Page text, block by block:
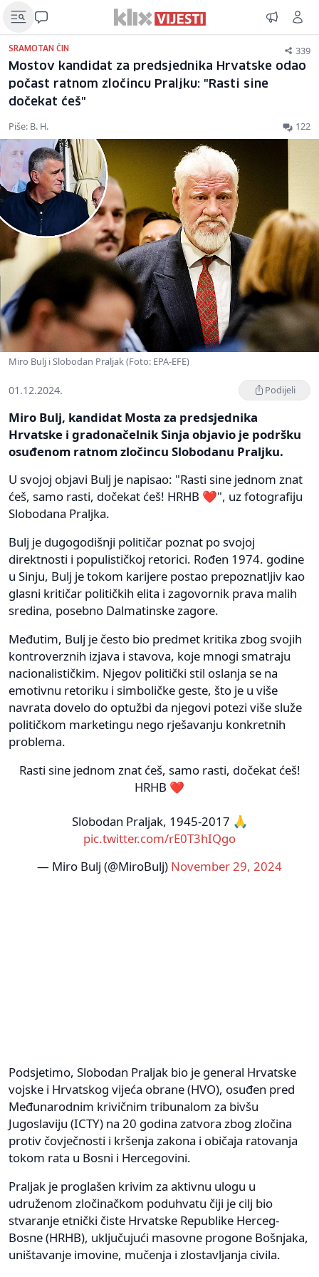
SRAMOTAN ČIN 339
Mostov kandidat za predsjednika Hrvatske odao
počast ratnom zločincu Praljku: "Rasti sine
dočekat ćeš"
Piše: B. H. 122
Miro Bulj i Slobodan Praljak (Foto: EPA-EFE)
01.12.2024. Podijeli
Miro Bulj, kandidat Mosta za predsjednika
Hrvatske i gradonačelnik Sinja objavio je podršku
osuđenom ratnom zločincu Slobodanu Praljku.
U svojoj objavi Bulj je napisao: "Rasti sine jednom znat
ćeš, samo rasti, dočekat ćeš! HRHB ❤️", uz fotografiju
Slobodana Praljka.
Bulj je dugogodišnji političar poznat po svojoj
direktnosti i populističkoj retorici. Rođen 1974. godine
u Sinju, Bulj je tokom karijere postao prepoznatljiv kao
glasni kritičar političkih elita i zagovornik prava malih
sredina, posebno Dalmatinske zagore.
Međutim, Bulj je često bio predmet kritika zbog svojih
kontroverznih izjava i stavova, koje mnogi smatraju
nacionalističkim. Njegov politički stil oslanja se na
emotivnu retoriku i simboličke geste, što je u više
navrata dovelo do optužbi da njegovi potezi više služe
političkom marketingu nego rješavanju konkretnih
problema.
Rasti sine jednom znat ćeš, samo rasti, dočekat ćeš!
HRHB ❤️
Slobodan Praljak, 1945-2017 🙏
pic.twitter.com/rE0T3hIQgo
— Miro Bulj (@MiroBulj) November 29, 2024
Podsjetimo, Slobodan Praljak bio je general Hrvatske
vojske i Hrvatskog vijeća obrane (HVO), osuđen pred
Međunarodnim krivičnim tribunalom za bivšu
Jugoslaviju (ICTY) na 20 godina zatvora zbog zločina
protiv čovječnosti i kršenja zakona i običaja ratovanja
tokom rata u Bosni i Hercegovini.
Praljak je proglašen krivim za aktivnu ulogu u
udruženom zločinačkom poduhvatu čiji je cilj bio
stvaranje etnički čiste Hrvatske Republike Herceg-
Bosne (HRHB), uključujući masovne progone Bošnjaka,
uništavanje imovine, mučenja i zlostavljanja civila.